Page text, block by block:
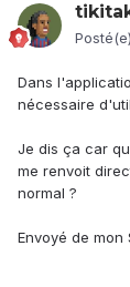
Posté(e)
Dans
nécessaire
Je dis ça car
me renvoit
normal ?
Envoyé de mon